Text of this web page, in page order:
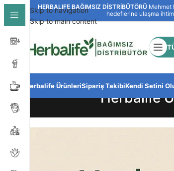
Skip to navigation
Skip to main content
HERBALIFE BAĞIMSIZ DİSTRİBÜTÖRÜ Mehmet
hedeflerine ulaşma
Herbalife ÜrünleriSipariş TakibiKendi Setini
Herbalife